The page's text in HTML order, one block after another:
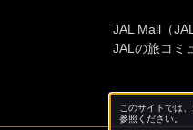
JAL Mall（
JALの旅コミ
このサイトでは
参照ください。